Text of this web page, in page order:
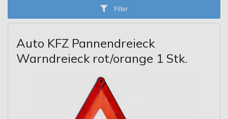
Filter
Auto KFZ Pannendreieck
Warndreieck rot/orange 1 Stk.